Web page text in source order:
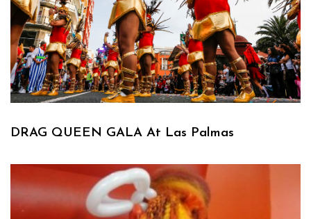
DRAG QUEEN GALA At Las Palmas